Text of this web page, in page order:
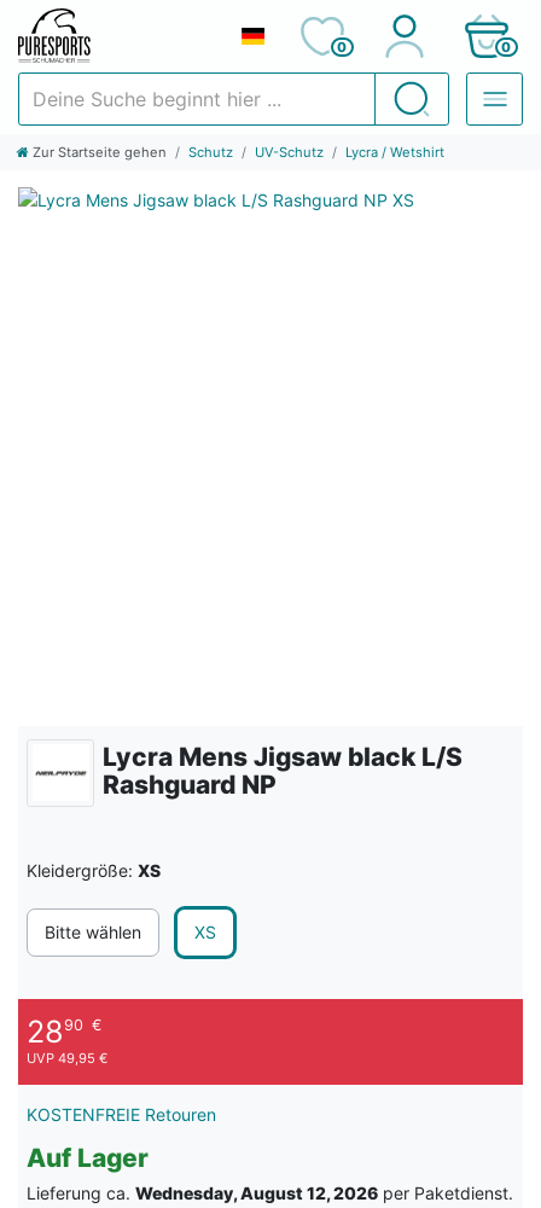
Suchen
0 0
Zur Startseite gehen Schutz UV-Schutz Lycra / Wetshirt
Lycra Mens Jigsaw black L/S
Rashguard NP
Kleidergröße: XS
Bitte wählen XS
2890 €
UVP 49,95 €
KOSTENFREIE Retouren
Auf Lager
Lieferung ca. Wednesday, August 12, 2026 per Paketdienst.